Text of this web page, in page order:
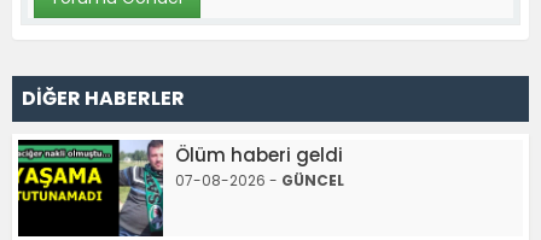
DİĞER HABERLER
Ölüm haberi geldi
07-08-2026 - GÜNCEL